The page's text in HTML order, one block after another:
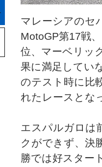
マレーシアのセ
MotoGP第17戦
位、マーベリッ
果に満足してい
のテスト時に比
れたレースとな
エスパルガロは
クができず、決
勝では好スター